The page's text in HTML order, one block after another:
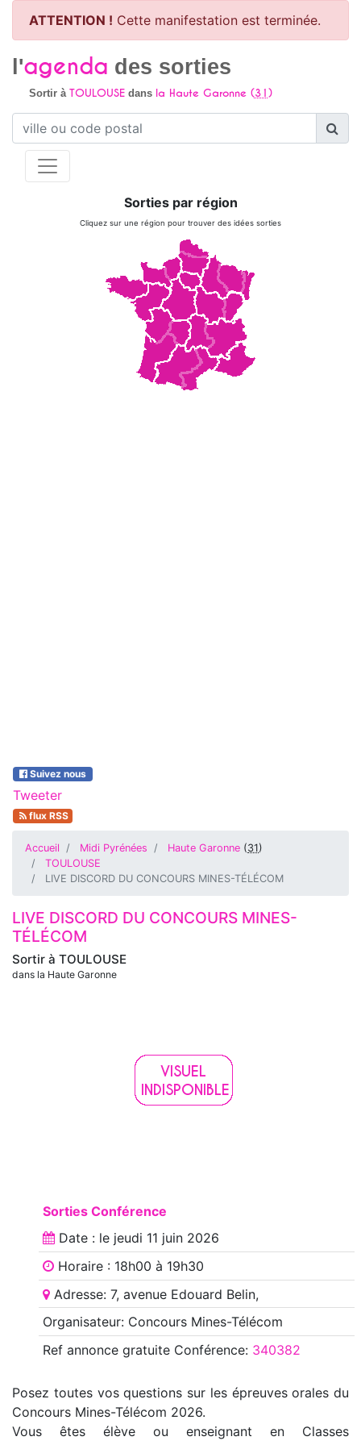
ATTENTION ! Cette manifestation est terminée.
l'agenda des sorties
Sortir à TOULOUSEdans la Haute Garonne (31)
Sorties par région
Cliquez sur une région pour trouver des idées sorties
Suivez nous
Tweeter
flux RSS
Accueil Midi Pyrénées Haute Garonne (31)
TOULOUSE
LIVE DISCORD DU CONCOURS MINES-TÉLÉCOM
Sortir à TOULOUSE
dans la Haute Garonne
LIVE DISCORD DU CONCOURS MINES-
TÉLÉCOM
Sorties Conférence
Date : le jeudi 11 juin 2026
Horaire : 18h00 à 19h30
Adresse: 7, avenue Edouard Belin,
Organisateur: Concours Mines-Télécom
Ref annoncegratuite Conférence: 340382
Posez toutes vos questions sur les épreuves orales du
Concours Mines-Télécom 2026.
Vous êtes élève ou enseignant en Classes